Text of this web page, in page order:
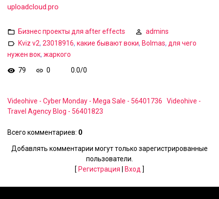
uploadcloud.pro
Бизнес проекты для after effects
admins
Kviz v2, 23018916, какие бывают воки, Bolmas, для чего
нужен вок, жаркого
79
0 0.0/0
Videohive - Cyber Monday - Mega Sale - 56401736
Videohive -
Travel Agency Blog - 56401823
Всего комментариев: 0
Добавлять комментарии могут только зарегистрированные
пользователи.
[ Регистрация Вход ]